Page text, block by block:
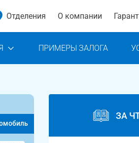
Отделения О компании
ПРИМЕРЫ ЗАЛОГА
ЗА